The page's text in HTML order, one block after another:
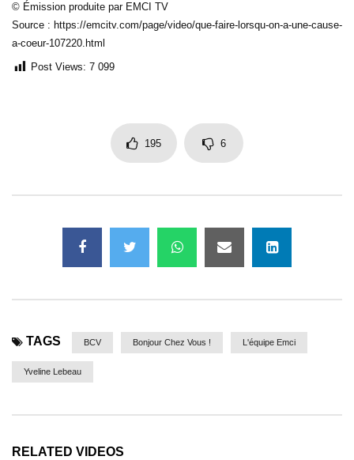
© Émission produite par EMCI TV
Source : https://emcitv.com/page/video/que-faire-lorsqu-on-a-une-cause-
a-coeur-107220.html
Post Views: 7 099
195 6
TAGS BCV Bonjour Chez Vous ! L'équipe Emci
Yveline Lebeau
RELATED VIDEOS